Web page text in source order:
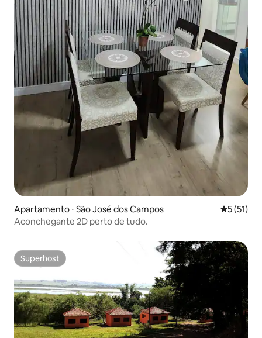
Apartamento ⋅ São José dos Campos 5 de uma
5 (51)
Aconchegante 2D perto de tudo.
Superhost
Superhost